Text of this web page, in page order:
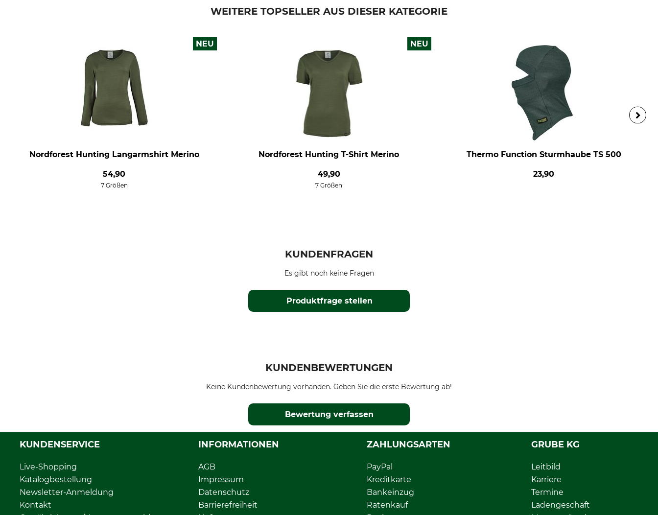
WEITERE TOPSELLER AUS DIESER KATEGORIE
NEU
Nordforest Hunting Langarmshirt Merino
54,90
7 Größen
NEU
Nordforest Hunting T-Shirt Merino
49,90
7 Größen
Thermo Function Sturmhaube TS 500
23,90
KUNDENFRAGEN
Produktfrage stellen
Es gibt noch keine Fragen
KUNDENBEWERTUNGEN
Keine Kundenbewertung vorhanden. Geben Sie die erste Bewertung ab!
Bewertung verfassen
KUNDENSERVICE
Live-Shopping
Katalogbestellung
Newsletter-Anmeldung
Kontakt
INFORMATIONEN
AGB
Impressum
Datenschutz
Barrierefreiheit
ZAHLUNGSARTEN
PayPal
Kreditkarte
Bankeinzug
Ratenkauf
GRUBE KG
Leitbild
Karriere
Termine
Ladengeschäft